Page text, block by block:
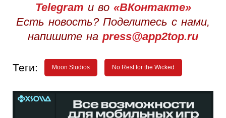
Telegram и во «ВКонтакте»
Есть новость? Поделитесь с нами,
напишите на press@app2top.ru
Теги: Moon Studios No Rest for the Wicked